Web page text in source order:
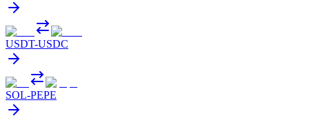
USDT-USDC
SOL-PEPE